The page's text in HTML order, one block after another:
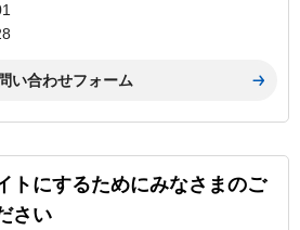
トにするためにみなさまのご
さい